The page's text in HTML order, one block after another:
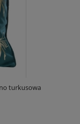
turkusowa